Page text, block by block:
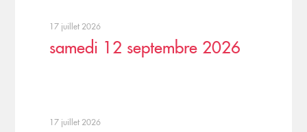
17 juillet 2026
samedi 12 septembre 2026
17 juillet 2026